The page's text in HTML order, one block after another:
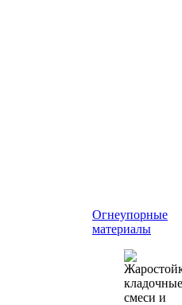
Огнеупорные
материалы